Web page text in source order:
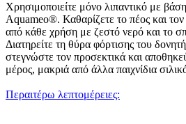
Χρησιμοποιείτε μόνο λιπαντικό με
Aquameo®. Καθαρίζετε το πέος και
από κάθε χρήση με ζεστό νερό και το
Διατηρείτε τη θύρα φόρτισης του
στεγνώστε τον προσεκτικά και
μέρος, μακριά από άλλα παιχνίδια
Περαιτέρω λεπτομέρειες: